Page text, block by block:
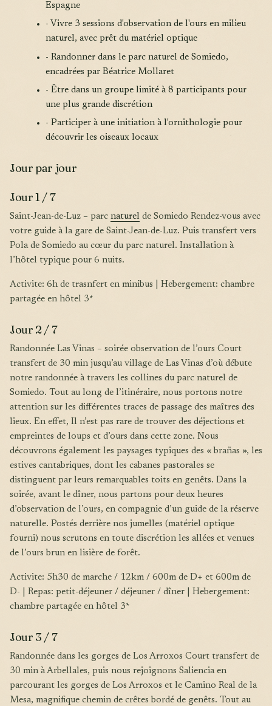
Espagne
- Vivre 3 sessions d'observation de l'ours en milieu
naturel, avec prêt du matériel optique
- Randonner dans le parc naturel de Somiedo,
encadrées par Béatrice Mollaret
- Être dans un groupe limité à 8 participants pour
une plus grande discrétion
- Participer à une initiation à l'ornithologie pour
découvrir les oiseaux locaux
Jour par jour
Jour 1 / 7
Saint-Jean-de-Luz – parc naturel de Somiedo Rendez-vous avec
votre guide à la gare de Saint-Jean-de-Luz. Puis transfert vers
Pola de Somiedo au cœur du parc naturel. Installation à
l’hôtel typique pour 6 nuits.
Activite: 6h de trasnfert en minibus | Hebergement: chambre
partagée en hôtel 3*
Jour 2 / 7
Randonnée Las Vinas – soirée observation de l’ours Court
transfert de 30 min jusqu’au village de Las Vinas d’où débute
notre randonnée à travers les collines du parc naturel de
Somiedo. Tout au long de l’itinéraire, nous portons notre
attention sur les différentes traces de passage des maîtres des
lieux. En effet, Il n’est pas rare de trouver des déjections et
empreintes de loups et d’ours dans cette zone. Nous
découvrons également les paysages typiques des « brañas », les
estives cantabriques, dont les cabanes pastorales se
distinguent par leurs remarquables toits en genêts. Dans la
soirée, avant le dîner, nous partons pour deux heures
d’observation de l’ours, en compagnie d’un guide de la réserve
naturelle. Postés derrière nos jumelles (matériel optique
fourni) nous scrutons en toute discrétion les allées et venues
de l’ours brun en lisière de forêt.
Activite: 5h30 de marche / 12km / 600m de D+ et 600m de
D- | Repas: petit-déjeuner / déjeuner / dîner | Hebergement:
chambre partagée en hôtel 3*
Jour 3 / 7
Randonnée dans les gorges de Los Arroxos Court transfert de
30 min à Arbellales, puis nous rejoignons Saliencia en
parcourant les gorges de Los Arroxos et le Camino Real de la
Mesa, magnifique chemin de crêtes bordé de genêts. Tout au